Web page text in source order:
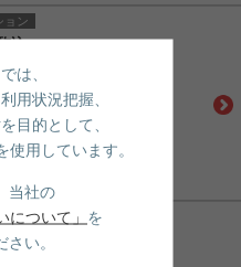
ョン
込
」駅 徒歩6分
」駅 徒歩15分
千石」駅 徒歩14分
/ 23.44坪
ヶ月/0ヶ月
ョン
駒込
は、
用状況把握、
目的として、
用しています。
当社の
について」 を
さい。